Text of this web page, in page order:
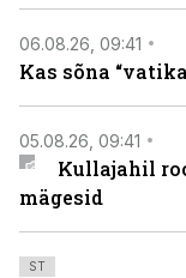
06.08.26, 09:41
Kas sõna
05.08.26, 09:41
Kullajahil
mägesid
ST